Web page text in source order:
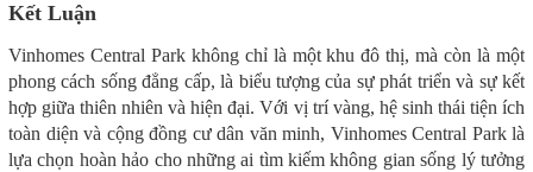
Kết Luận
Vinhomes Central Park không chỉ là một khu đô thị, mà còn là một
phong cách sống đẳng cấp, là biểu tượng của sự phát triển và sự kết
hợp giữa thiên nhiên và hiện đại. Với vị trí vàng, hệ sinh thái tiện ích
toàn diện và cộng đồng cư dân văn minh, Vinhomes Central Park là
lựa chọn hoàn hảo cho những ai tìm kiếm không gian sống lý tưởng